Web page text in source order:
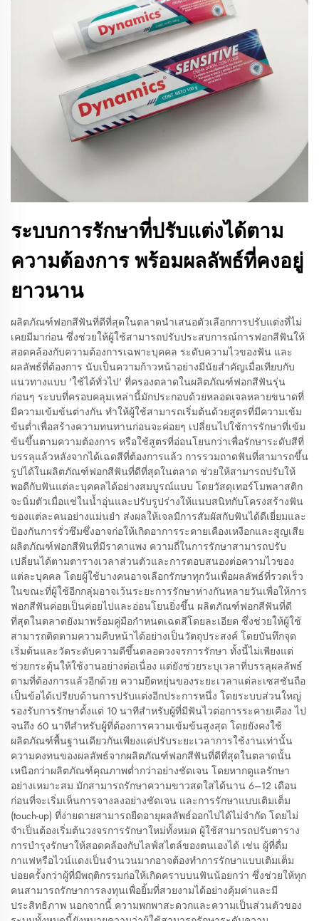
ระบบการรักษาที่ปรับแต่งได้ตาม
ความต้องการ พร้อมผลลัพธ์ที่คงอยู่
ยาวนาน
ผลิตภัณฑ์ฟอกสีฟันที่ดีที่สุดในตลาดนำเสนอตัวเลือกการปรับแต่งที่ไม่
เคยมีมาก่อน ซึ่งช่วยให้ผู้ใช้สามารถปรับประสบการณ์การฟอกสีฟันให้
สอดคล้องกับความต้องการเฉพาะบุคคล ระดับความไวของฟัน และ
ผลลัพธ์ที่ต้องการ นับเป็นความก้าวหน้าอย่างมีนัยสำคัญเมื่อเทียบกับ
แนวทางแบบ 'ใช้ได้ทั่วไป' ที่ครองตลาดในผลิตภัณฑ์ฟอกสีฟันรุ่น
ก่อนๆ ระบบที่ครอบคลุมเหล่านี้มักประกอบด้วยหลอดเจลหลายขนาดที่
มีความเข้มข้นต่างกัน ทำให้ผู้ใช้สามารถเริ่มต้นด้วยสูตรที่มีความเข้ม
ข้นต่ำเพื่อสร้างความทนทานก่อนจะค่อยๆ เปลี่ยนไปใช้การรักษาที่เข้ม
ข้นขึ้นตามความต้องการ หรือใช้สูตรที่อ่อนโยนกว่าเพื่อรักษาระดับสีที่
บรรลุแล้วหลังจากได้เฉดสีที่ต้องการแล้ว การรวมถาดฟันที่สามารถขึ้น
รูปได้ในผลิตภัณฑ์ฟอกสีฟันที่ดีที่สุดในตลาด ช่วยให้สามารถปรับให้
พอดีกับฟันแต่ละบุคคลได้อย่างสมบูรณ์แบบ โดยวัสดุเทอร์โมพลาสติก
จะนิ่มตัวเมื่อแช่ในน้ำอุ่นและปรับรูปร่างให้แนบสนิทกับโครงสร้างฟัน
ของแต่ละคนอย่างแม่นยำ ส่งผลให้เจลมีการสัมผัสกับฟันได้ดีเยี่ยมและ
ป้องกันการรั่วซึมซึ่งอาจก่อให้เกิดอาการระคายเคืองเหงือกและสูญเสีย
ผลิตภัณฑ์ฟอกสีฟันที่มีราคาแพง ความถี่ในการรักษาสามารถปรับ
เปลี่ยนได้ตามตารางเวลาส่วนตัวและการตอบสนองต่อความไวของ
แต่ละบุคคล โดยผู้ใช้บางคนอาจเลือกรักษาทุกวันเพื่อผลลัพธ์ที่รวดเร็ว
ในขณะที่ผู้ใช้อีกกลุ่มอาจเว้นระยะการรักษาห่างกันหลายวันเพื่อให้การ
ฟอกสีฟันค่อยเป็นค่อยไปและอ่อนโยนยิ่งขึ้น ผลิตภัณฑ์ฟอกสีฟันที่ดี
ที่สุดในตลาดยังมาพร้อมคู่มือกำหนดเฉดสีโดยละเอียด ซึ่งช่วยให้ผู้ใช้
สามารถติดตามความคืบหน้าได้อย่างเป็นวัตถุประสงค์ โดยบันทึกจุด
เริ่มต้นและวัดระดับความดีขึ้นตลอดวงจรการรักษา ทั้งนี้ไม่เพียงแต่
ช่วยกระตุ้นให้ใช้งานอย่างต่อเนื่อง แต่ยังช่วยระบุเวลาที่บรรลุผลลัพธ์
ตามที่ต้องการแล้วอีกด้วย ความยืดหยุ่นของระยะเวลาแต่ละเซสชันถือ
เป็นข้อได้เปรียบด้านการปรับแต่งอีกประการหนึ่ง โดยระบบส่วนใหญ่
รองรับการรักษาตั้งแต่ 10 นาทีสำหรับผู้ที่มีฟันไวต่อการระคายเคือง ไป
จนถึง 60 นาทีสำหรับผู้ที่ต้องการความเข้มข้นสูงสุด โดยยังคงใช้
ผลิตภัณฑ์พื้นฐานเดียวกันเพียงแค่ปรับระยะเวลาการใช้งานเท่านั้น
ความคงทนของผลลัพธ์จากผลิตภัณฑ์ฟอกสีฟันที่ดีที่สุดในตลาดนั้น
เหนือกว่าผลิตภัณฑ์คุณภาพต่ำกว่าอย่างชัดเจน โดยหากดูแลรักษา
อย่างเหมาะสม มักสามารถรักษาความขาวสดใสได้นาน 6–12 เดือน
ก่อนที่จะเริ่มเห็นการจางลงอย่างชัดเจน และการรักษาแบบเติมเต็ม
(touch-up) ที่ง่ายดายสามารถยืดอายุผลลัพธ์ออกไปได้ไม่จำกัด โดยไม่
จำเป็นต้องเริ่มต้นวงจรการรักษาใหม่ทั้งหมด ผู้ใช้สามารถปรับตาราง
การบำรุงรักษาให้สอดคล้องกับไลฟ์สไตล์ของตนเองได้ เช่น ผู้ที่ดื่ม
กาแฟหรือไวน์แดงเป็นจำนวนมากอาจต้องทำการรักษาแบบเติมเต็ม
บ่อยครั้งกว่าผู้ที่มีพฤติกรรมก่อให้เกิดคราบบนฟันน้อยกว่า ซึ่งช่วยให้ทุก
คนสามารถรักษาการลงทุนเพื่อยิ้มที่สวยงามได้อย่างคุ้มค่าและมี
ประสิทธิภาพ นอกจากนี้ ความพกพาสะดวกและความเป็นส่วนตัวของ